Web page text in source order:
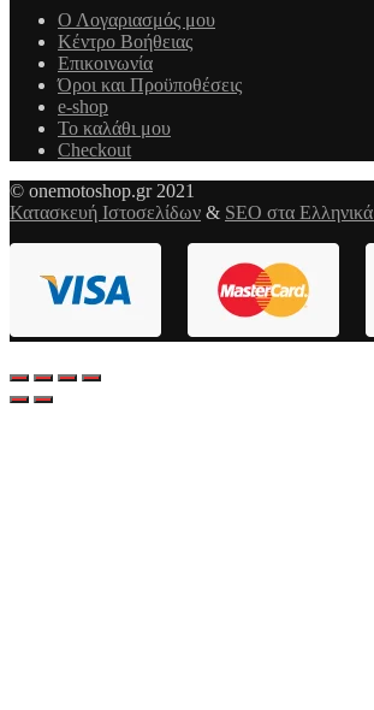
Ο Λογαριασμός μου
Κέντρο Βοήθειας
Επικοινωνία
Όροι και Προϋποθέσεις
e-shop
Το καλάθι μου
Checkout
© onemotoshop.gr 2021
Κατασκευή Ιστοσελίδων & SEO στα Ελληνικά